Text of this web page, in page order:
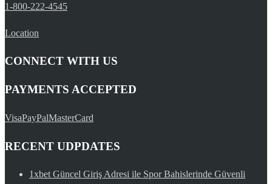
1-800-222-4545
Location
CONNECT WITH US
PAYMENTS ACCEPTED
VisaPayPalMasterCard
RECENT UDPDATES
1xbet Güncel Giriş Adresi ile Spor Bahislerinde Güvenli